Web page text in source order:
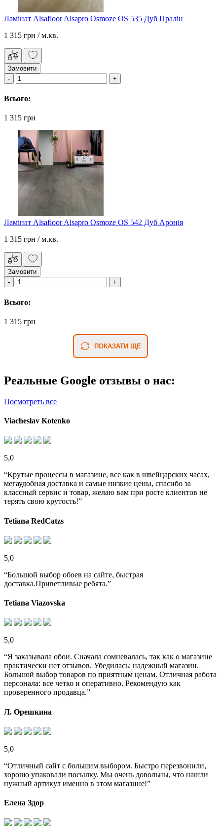
Ламінат Alsafloor Alsapro Osmoze OS 535 Дуб Пралін
1 315 грн / м.кв.
Замовити
Всього:
1 315 грн
Ламінат Alsafloor Alsapro Osmoze OS 542 Дуб Аронія
1 315 грн / м.кв.
Замовити
Всього:
1 315 грн
ПОКАЗАТИ ЩЕ
Реальные Google отзывы о нас:
Посмотреть все
Viacheslav Kotenko
5,0
“Крутые процессы в магазине, все как в швейцарских часах,
мегаудобная доставка и самые низкие цены, спасибо за
классный сервис и товар, желаю вам при росте клиентов не
терять свою крутость!”
Tetiana RedCatzs
5,0
“Большой выбор обоев на сайте, быстрая
доставка.Приветливые ребята.”
Tetiana Viazovska
5,0
“Я заказывала обои. Сначала сомневалась, так как о магазине
практически нет отзывов. Убедилась: надежный магазин.
Большой выбор товаров по приятным ценам. Отличная работа
персонала: все четко и оперативно. Рекомендую как
проверенного продавца.”
Л. Орешкина
5,0
“Отличный сайт с большим выбором. Быстро перезвонили,
хорошо упаковали посылку. Мы очень довольны, что нашли
нужный артикул именно в этом магазине!”
Елена Здор